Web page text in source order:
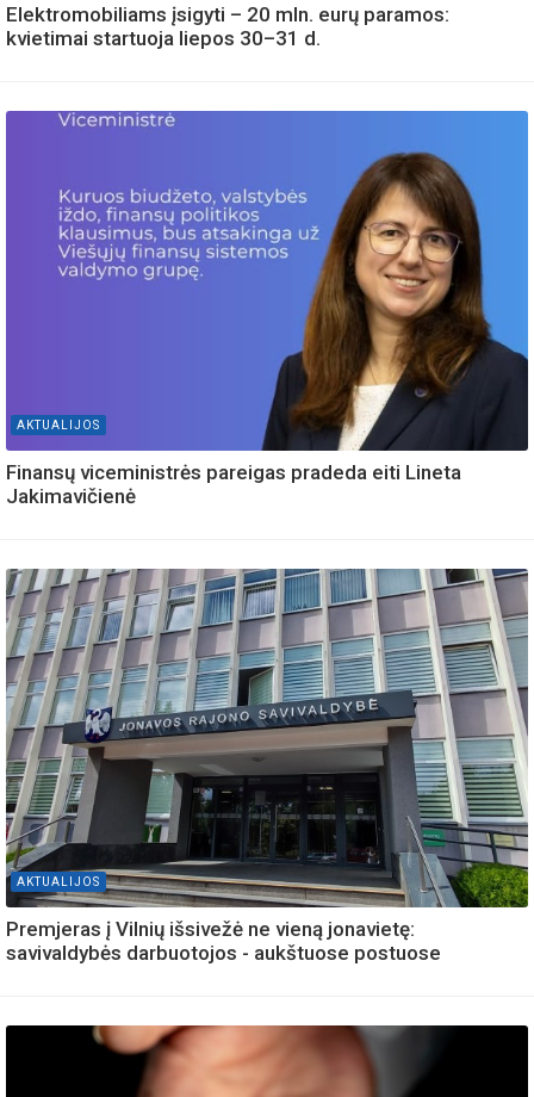
Elektromobiliams įsigyti – 20 mln. eurų paramos:
kvietimai startuoja liepos 30–31 d.
AKTUALIJOS
Finansų viceministrės pareigas pradeda eiti Lineta
Jakimavičienė
AKTUALIJOS
Premjeras į Vilnių išsivežė ne vieną jonavietę:
savivaldybės darbuotojos - aukštuose postuose